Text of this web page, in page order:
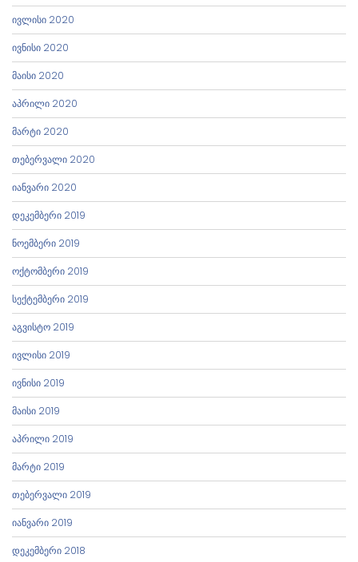
ივლისი 2020
ივნისი 2020
მაისი 2020
აპრილი 2020
მარტი 2020
თებერვალი 2020
იანვარი 2020
დეკემბერი 2019
ნოემბერი 2019
ოქტომბერი 2019
სექტემბერი 2019
აგვისტო 2019
ივლისი 2019
ივნისი 2019
მაისი 2019
აპრილი 2019
მარტი 2019
თებერვალი 2019
იანვარი 2019
დეკემბერი 2018